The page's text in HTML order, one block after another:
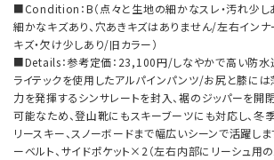
■Condition：B（点々と生地の細かなスレ・汚れ少
細かなキズあり、穴あきキズはありません/左右インナ
キズ・欠け少しあり/旧カラー）
■Details：参考定価：23,100円/しなやかで高い防水
ライテックを使用したアルパインパンツ/お尻と膝に
力を発揮するシンサレートを封入、裾のジッパーを開
可能なため、登山靴にもスキーブーツにも対応し、冬
リースキー、スノーボードまで幅広いシーンで活躍し
ーベルト、サイドポケット×2（左右内部にリーシュ用の